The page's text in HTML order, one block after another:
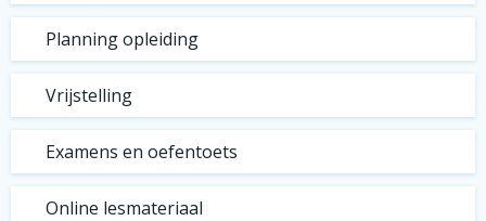
Planning opleiding
Vrijstelling
Examens en oefentoets
Online lesmateriaal